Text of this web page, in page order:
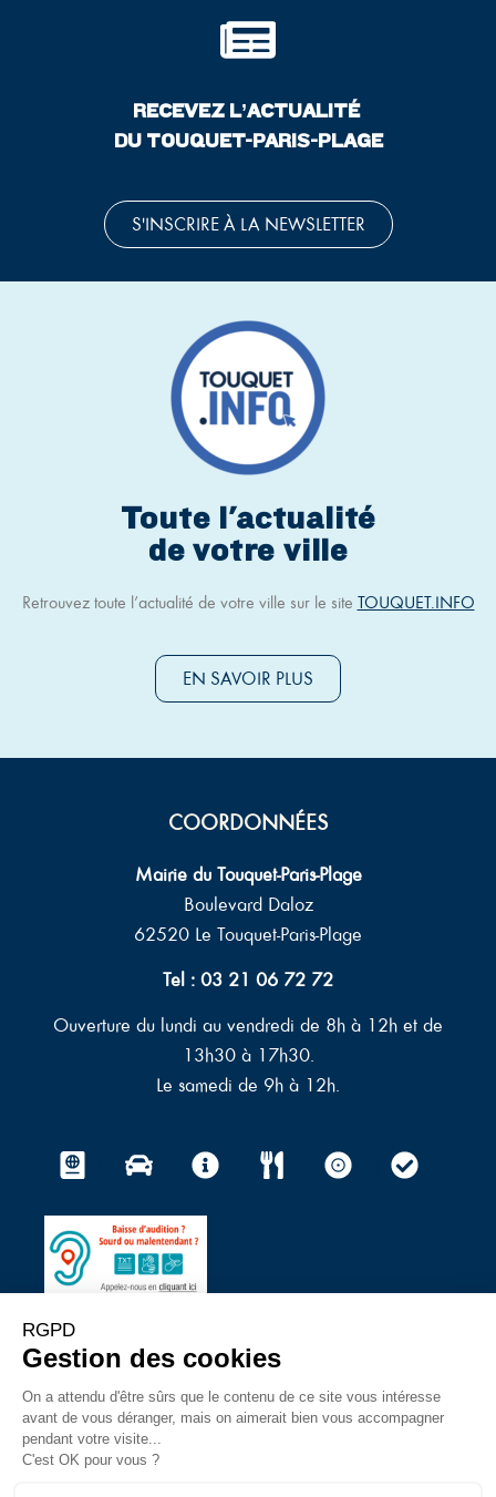
RECEVEZ L’ACTUALITÉ
DU TOUQUET-PARIS-PLAGE
S'INSCRIRE À LA NEWSLETTER
Toute l'actualité
de votre ville
Retrouvez toute l’actualité de votre ville sur le site TOUQUET.INFO
EN SAVOIR PLUS
COORDONNÉES
Mairie du Touquet-Paris-Plage
Boulevard Daloz
62520 Le Touquet-Paris-Plage
Tel : 03 21 06 72 72
Ouverture du lundi au vendredi de 8h à 12h et de
13h30 à 17h30.
Le samedi de 9h à 12h.
© 2023 – Ville du Touquet- Mentions légales
Politique de protection des données à
caractère personnel